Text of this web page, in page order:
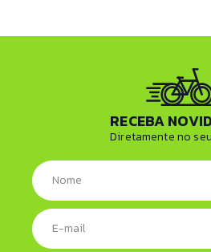
RECEBA
Diretamente no